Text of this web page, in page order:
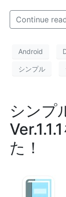
Continue
Android
シンプル
シンプ
た！